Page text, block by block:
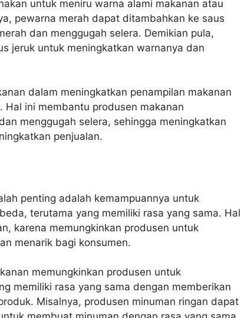
untuk meniru warna alami makanan atau
pewarna merah dapat ditambahkan ke saus
dan menggugah selera. Demikian pula,
jeruk untuk meningkatkan warnanya dan
dalam meningkatkan penampilan makanan
ini membantu produsen makanan
menggugah selera, sehingga meningkatkan
penjualan.
penting adalah kemampuannya untuk
terutama yang memiliki rasa yang sama. Hal
karena memungkinkan produsen untuk
menarik bagi konsumen.
memungkinkan produsen untuk
memiliki rasa yang sama dengan memberikan
Misalnya, produsen minuman ringan dapat